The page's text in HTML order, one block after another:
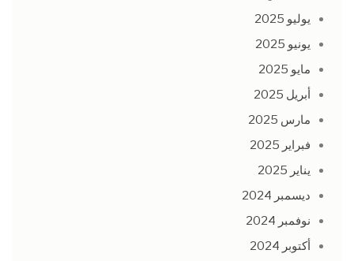
يوليو 2025
يونيو 2025
مايو 2025
أبريل 2025
مارس 2025
فبراير 2025
يناير 2025
ديسمبر 2024
نوفمبر 2024
أكتوبر 2024